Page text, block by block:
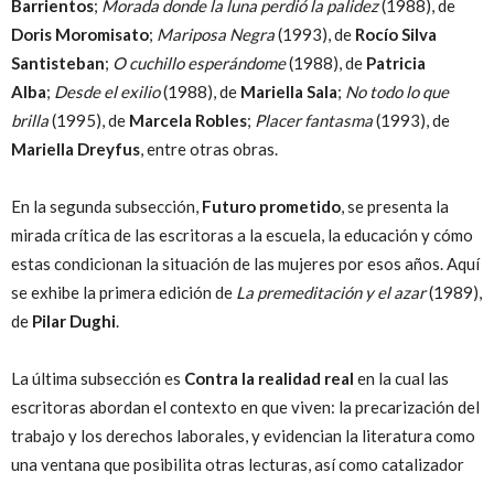
Barrientos; Morada donde la luna perdió la palidez(1988), de
Doris Moromisato; Mariposa Negra(1993), de Rocío Silva
Santisteban; O cuchillo esperándome(1988), de Patricia
Alba; Desde el exilio(1988), de Mariella Sala; No todo lo que
brilla(1995), de Marcela Robles; Placer fantasma(1993), de
Mariella Dreyfus, entre otras obras.
En la segunda subsección, Futuro prometido, se presenta la
mirada crítica de las escritoras a la escuela, la educación y cómo
estas condicionan la situación de las mujeres por esos años. Aquí
se exhibe la primera edición de La premeditación y el azar(1989),
de Pilar Dughi.
La última subsección es Contra la realidad real en la cual las
escritoras abordan el contexto en que viven: la precarización del
trabajo y los derechos laborales, y evidencian la literatura como
una ventana que posibilita otras lecturas, así como catalizador